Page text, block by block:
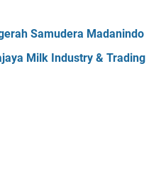
Samudera Madanindo
Milk Industry & Trading